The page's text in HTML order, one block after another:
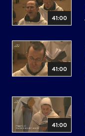
41:00
41:00
41:00